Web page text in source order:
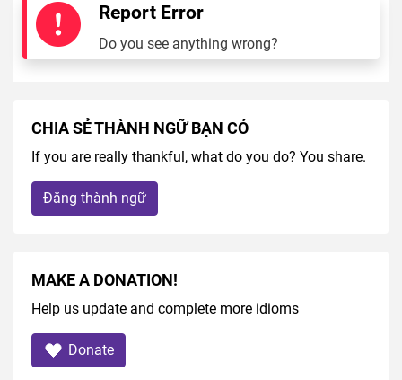
Report Error
Do you see anything wrong?
CHIA SẺ THÀNH NGỮ BẠN CÓ
If you are really thankful, what do you do? You share.
Đăng thành ngữ
MAKE A DONATION!
Help us update and complete more idioms
Donate